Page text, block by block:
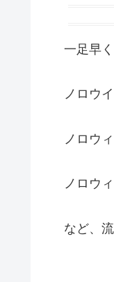
一足早く
ノロウイ
ノロウィ
ノロウィ
など、流